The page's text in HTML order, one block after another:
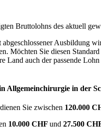
Bruttolohns des aktuell
Ausbildung
Möchten Sie diesen
Land auch der passende
Allgemeinchirurgie in der
Sie zwischen 120.000
10.000 CHF und 27.500